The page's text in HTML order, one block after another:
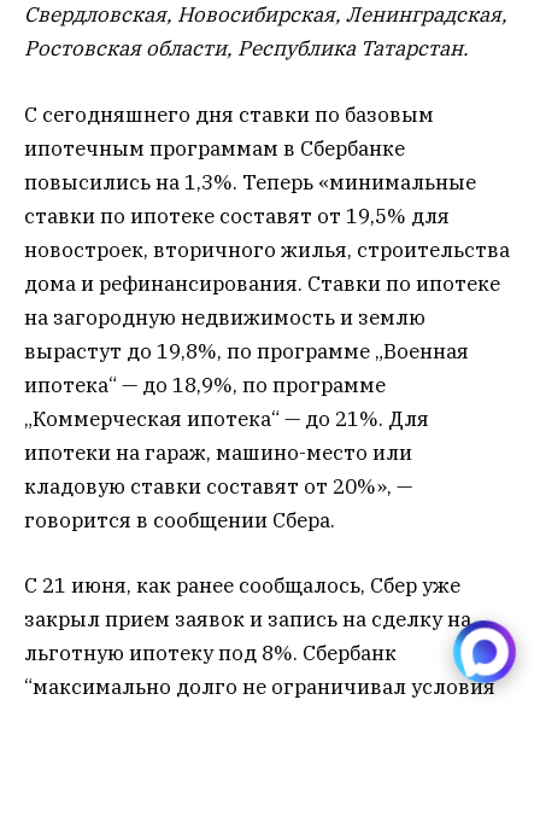
Свердловская, Новосибирская, Ленинградская,
Ростовская области, Республика Татарстан.
С сегодняшнего дня ставки по базовым
ипотечным программам в Сбербанке
повысились на 1,3%. Теперь «минимальные
ставки по ипотеке составят от 19,5% для
новостроек, вторичного жилья, строительства
дома и рефинансирования. Ставки по ипотеке
на загородную недвижимость и землю
вырастут до 19,8%, по программе „Военная
ипотека“ — до 18,9%, по программе
„Коммерческая ипотека“ — до 21%. Для
ипотеки на гараж, машино-место или
кладовую ставки составят от 20%», —
говорится в сообщении Сбера.
С 21 июня, как ранее сообщалось, Сбер уже
закрыл прием заявок и запись на сделку на
льготную ипотеку под 8%. Сбербанк
“максимально долго не ограничивал условия